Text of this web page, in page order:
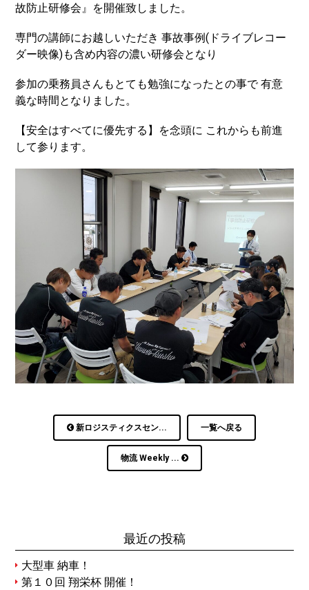
故防止研修会』を開催致しました。
専門の講師にお越しいただき 事故事例(ドライブレコー
ダー映像)も含め内容の濃い研修会となり
参加の乗務員さんもとても勉強になったとの事で 有意
義な時間となりました。
【安全はすべてに優先する】を念頭に これからも前進
して参ります。
新ロジスティクスセン... 一覧へ戻る
物流 Weekly ...
最近の投稿
大型車 納車！
第１０回 翔栄杯 開催！